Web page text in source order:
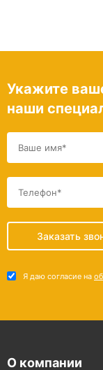
Укажите
наши
Заказать
Я даю согласие на
О компании